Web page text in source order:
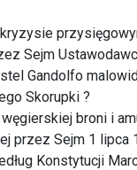
Sejm
Gandolfo
Skorupki ?
broni i
przez Sejm 1 lipca
Konstytucji